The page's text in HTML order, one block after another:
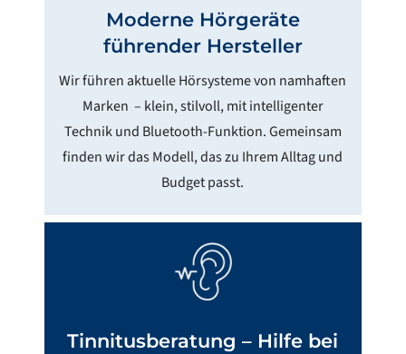
Moderne Hörgeräte
führender Hersteller
Wir führen aktuelle Hörsysteme von namhaften
Marken – klein, stilvoll, mit intelligenter
Technik und Bluetooth-Funktion. Gemeinsam
finden wir das Modell, das zu Ihrem Alltag und
Budget passt.
Tinnitus­beratung – Hilfe bei